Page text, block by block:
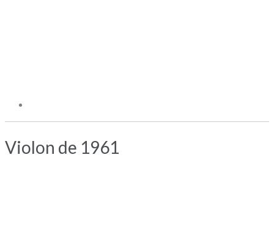
Violon de 1961